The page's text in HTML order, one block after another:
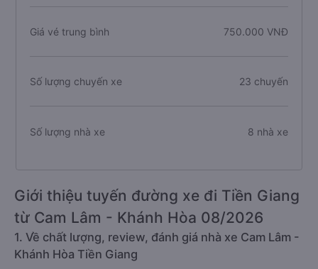
Giá vé trung bình 750.000 VNĐ
Số lượng chuyến xe 23 chuyến
Số lượng nhà xe 8 nhà xe
Giới thiệu tuyến đường xe đi Tiền Giang
từ Cam Lâm - Khánh Hòa 08/2026
1. Về chất lượng, review, đánh giá nhà xe Cam Lâm -
Khánh Hòa Tiền Giang